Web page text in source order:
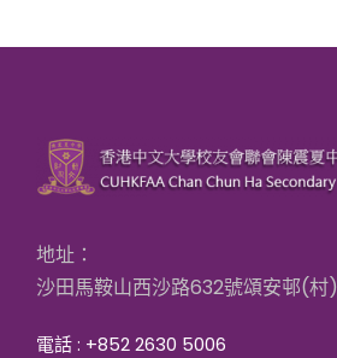
地址：
沙田馬鞍山西沙路632號頌安邨(村)
電話 : +852 2630 5006